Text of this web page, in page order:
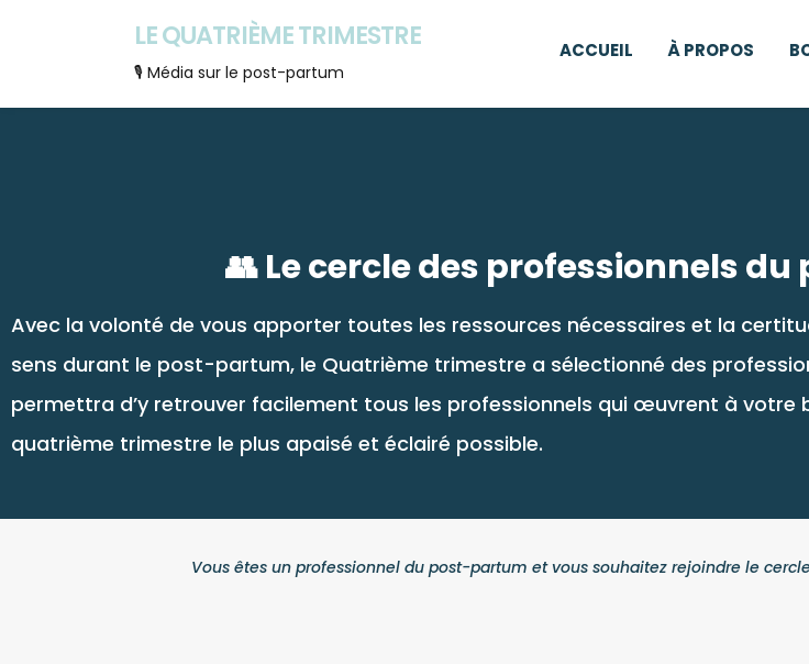
LE QUATRIÈME TRIMESTRE
🎙 Média sur le post-partum
ACCUEIL À PROPOS
👥 Le cercle des professionnels
Avec la volonté de vous apporter toutes les ressources nécessaires et la
sens durant le post-partum, le Quatrième trimestre a sélectionné des
permettra d’y retrouver facilement tous les professionnels qui œuvrent à votre
quatrième trimestre le plus apaisé et éclairé possible.
Vous êtes un professionnel du post-partum et vous souhaitez rejoindre le